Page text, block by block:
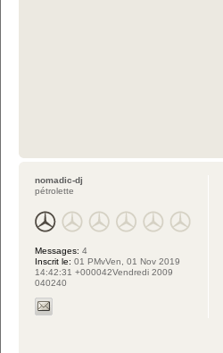
nomadic-dj
pétrolette
Messages: 4
Inscrit le: 01 PMvVen, 01 Nov 2019
14:42:31 +000042Vendredi 2009
040240